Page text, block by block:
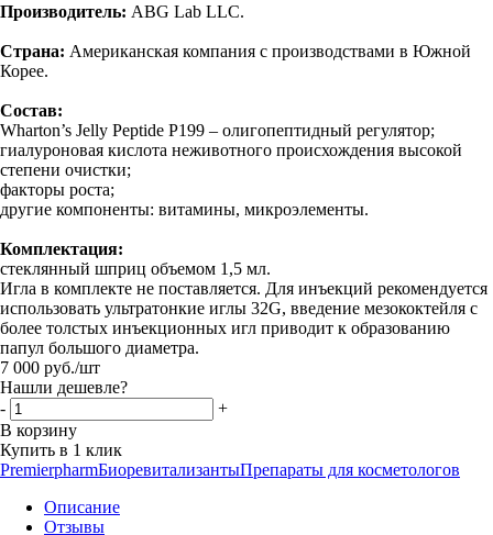
Производитель: ABG Lab LLC.
Страна: Американская компания с производствами в Южной
Корее.
Состав:
Wharton’s Jelly Peptide P199 – олигопептидный регулятор;
гиалуроновая кислота неживотного происхождения высокой
степени очистки;
факторы роста;
другие компоненты: витамины, микроэлементы.
Комплектация:
стеклянный шприц объемом 1,5 мл.
Игла в комплекте не поставляется. Для инъекций рекомендуется
использовать ультратонкие иглы 32G, введение мезококтейля с
более толстых инъекционных игл приводит к образованию
папул большого диаметра.
7 000 руб./шт
Нашли дешевле?
-
+
В корзину
Купить в 1 клик
PremierpharmБиоревитализантыПрепараты для косметологов
Описание
Отзывы